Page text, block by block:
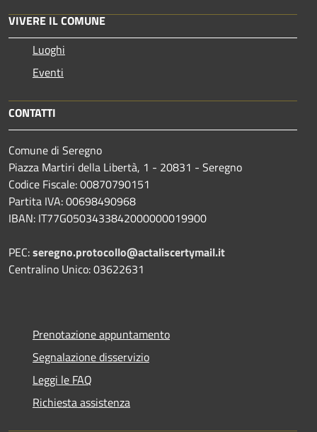
VIVERE IL COMUNE
Luoghi
Eventi
CONTATTI
Comune di Seregno
Piazza Martiri della Libertà, 1 - 20831 - Seregno
Codice Fiscale: 00870790151
Partita IVA: 00698490968
IBAN: IT77G0503433842000000019900
PEC:seregno.protocollo@actaliscertymail.it
Centralino Unico: 03622631
Prenotazione appuntamento
Segnalazione disservizio
Leggi le FAQ
Richiesta assistenza